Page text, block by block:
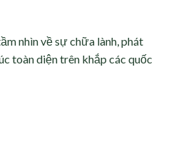
nhìn về sự chữa lành, phát
toàn diện trên khắp các quốc